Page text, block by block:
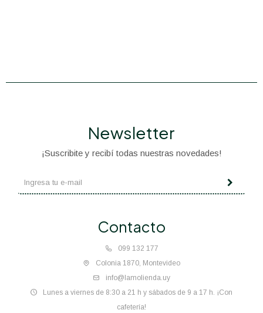
Contacto
099 132 177
Colonia 1870, Montevideo
info@lamolienda.uy
Lunes a viernes de 8:30 a 21 h y sábados de 9 a 17 h. ¡Con
cafetería!
Newsletter
¡Suscribite y recibí todas nuestras novedades!